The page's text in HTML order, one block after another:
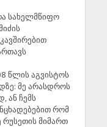
სახელმწიფო
წლის აგვისტოს
მე არასდროს
ან ჩემს
რომ
რუსეთის მიმართ